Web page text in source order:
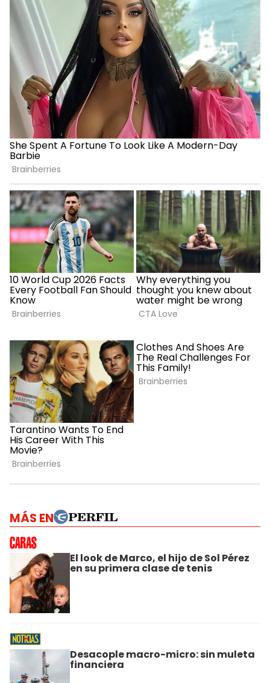
MÁS EN
El look de Marco, el hijo de Sol Pérez
en su primera clase de tenis
Desacople macro-micro: sin muleta
financiera